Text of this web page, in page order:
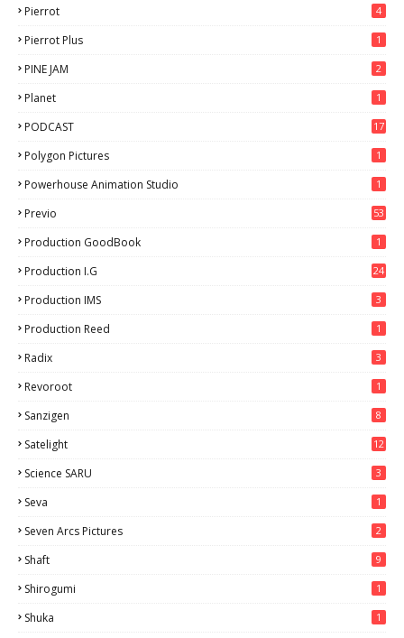
Pierrot 4
Pierrot Plus 1
PINE JAM 2
Planet 1
PODCAST 17
Polygon Pictures 1
Powerhouse Animation Studio 1
Previo
53
Production GoodBook 1
Production I.G 24
Production IMS 3
Production Reed 1
Radix 3
Revoroot 1
Sanzigen 8
Satelight 12
Science SARU 3
Seva 1
Seven Arcs Pictures 2
Shaft 9
Shirogumi 1
Shuka 1